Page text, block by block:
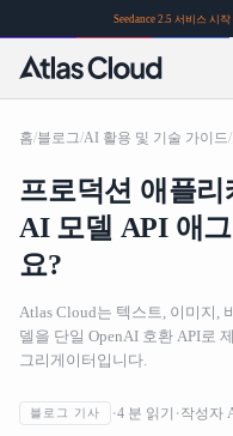
Seedance 2.5 서비스 시
홈/블로그/AI 활용 및 기술 가이드/
프로덕션 애플리
AI 모델 API 애
요?
Atlas Cloud는 텍스트, 이미지,
델을 단일 OpenAI 호환 API로
그리게이터입니다.
블로그 기사 4 분 읽기 작성자